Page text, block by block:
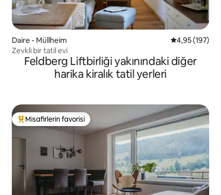
Daire - Müllheim 5 üzerinden
4,95 (197)
Zevkli bir tatil evi
Feldberg Liftbirliği yakınındaki diğer
harika kiralık tatil yerleri
Misafirlerin favorilerinden en beğenilenler arasında
Misafirlerin favorisi